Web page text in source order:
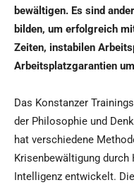
bewältigen. Es sind
bilden, um erfolgreich
Zeiten, instabilen
Arbeitsplatzgarantien
Das Konstanzer
der Philosophie und
hat verschiedene
Krisenbewältigung
Intelligenz entwickelt.